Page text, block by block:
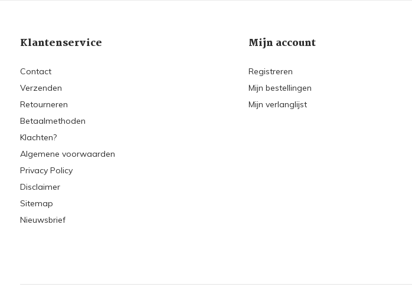
Klantenservice
Contact
Verzenden
Retourneren
Betaalmethoden
Klachten?
Algemene voorwaarden
Privacy Policy
Disclaimer
Sitemap
Nieuwsbrief
Mijn account
Registreren
Mijn bestellingen
Mijn verlanglijst